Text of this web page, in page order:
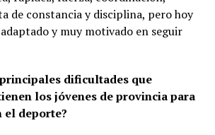
de constancia y disciplina, pero hoy
y muy motivado en seguir
dificultades que
los jóvenes de provincia para
el deporte?